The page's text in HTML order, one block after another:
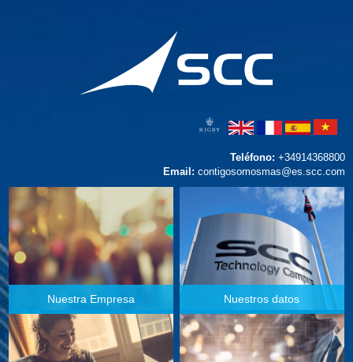
Teléfono: +34914368800
Email: contigosomosmas@es.scc.com
Nuestra Empresa Nuestros datos